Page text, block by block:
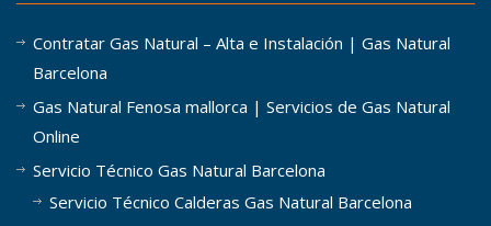
Contratar Gas Natural – Alta e Instalación | Gas Natural
Barcelona
Gas Natural Fenosa mallorca | Servicios de Gas Natural
Online
Servicio Técnico Gas Natural Barcelona
Servicio Técnico Calderas Gas Natural Barcelona